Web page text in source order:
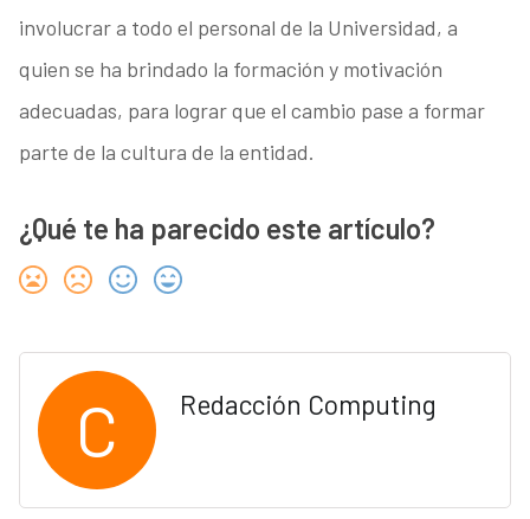
involucrar a todo el personal de la Universidad, a
quien se ha brindado la formación y motivación
adecuadas, para lograr que el cambio pase a formar
parte de la cultura de la entidad.
¿Qué te ha parecido este artículo?
C Redacción Computing